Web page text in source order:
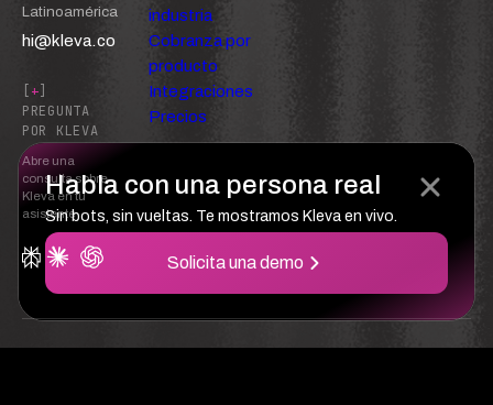
Habla con una persona real
Sin bots, sin vueltas. Te mostramos Kleva en vivo.
Solicita una demo
Latinoamérica
hi@kleva.co
+
PREGUNTA
POR KLEVA
Abre una
consulta sobre
Kleva en tu
asistente
industria
Cobranza por
producto
Integraciones
Precios